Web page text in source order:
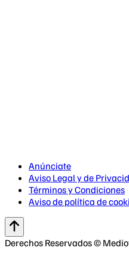
Anúnciate
Aviso Legal y de
Términos y Condiciones
Aviso de política de
Derechos Reservados ©